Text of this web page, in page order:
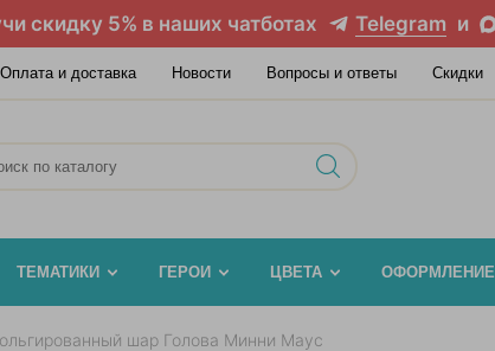
скидку 5% в наших чатботах Telegram и
Оплата и доставка Новости Вопросы и ответы Скидки
ТЕМАТИКИ ГЕРОИ ЦВЕТА ОФОРМЛЕНИЕ
шар Голова Минни Маус